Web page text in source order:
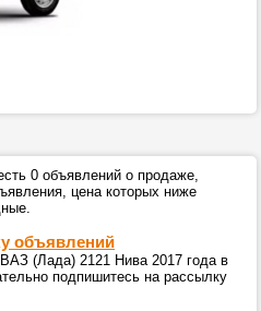
0 объявлений о продаже,
цена которых ниже
объявлений
(Лада) 2121 Нива 2017 года в
подпишитесь на рассылку